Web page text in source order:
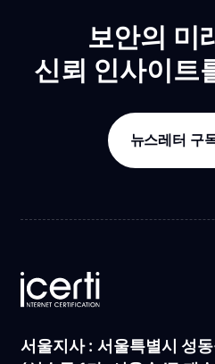
보안의 미
신뢰 인사이트
뉴스레터 구
서울지사 : 서울특별시 성